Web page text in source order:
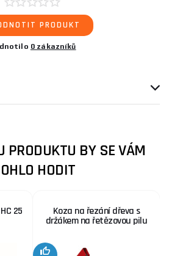
PRODUKT
0 zákazníků
PRODUKTU BY SE VÁM
HODIT
25 Koza na řezání dřeva s
držákem na řetězovou pilu